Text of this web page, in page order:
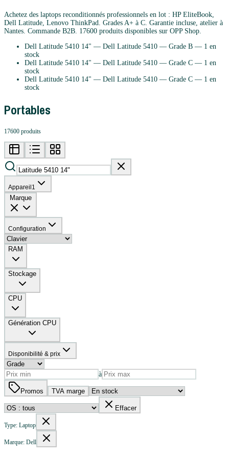
Achetez des laptops reconditionnés professionnels en lot : HP EliteBook,
Dell Latitude, Lenovo ThinkPad. Grades A+ à C. Garantie incluse, atelier à
Nantes. Commande B2B. 17600 produits disponibles sur OPP Shop.
Dell Latitude 5410 14" — Dell Latitude 5410 — Grade B — 1 en
stock
Dell Latitude 5410 14" — Dell Latitude 5410 — Grade C — 1 en
stock
Dell Latitude 5410 14" — Dell Latitude 5410 — Grade C — 1 en
stock
Portables
17600 produits
Appareil 1
Marque
Configuration
RAM
Stockage
CPU
Génération CPU
Disponibilité & prix
à
Promos TVA marge
Effacer
Type: Laptop
Marque: Dell